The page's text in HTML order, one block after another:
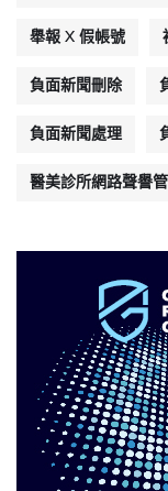
舉報 X 假帳號
負面新聞刪除
負面新聞處理
醫美診所網路聲譽